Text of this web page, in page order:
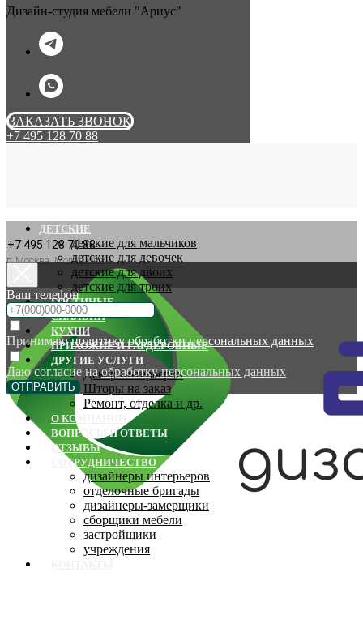
Дизайн-студия мебели "Ариус"
ЗАКАЗАТЬ ЗВОНОК
+7 495 128 70 88
+7 495 128 70 88
г. Москва, Молодцова 9
ДЕТСКИЕ
детские для мальчиков
детские для девочек
детские для двоих
детские для троих
ГОСТИНЫЕ
СПАЛЬНИ
КУХНИ
ПРИХОЖИЕ И ГАРДЕРОБНЫЕ
ДРУГИЕ УСЛУГИ
Декор интерьеров
Шторы на заказ
Ремонт, отделка и др.
О КОМПАНИИ
ВОПРОСЫ И ОТВЕТЫ
ОТЗЫВЫ
СОТРУДНИЧЕСТВО
дизайнеры интерьеров
отделочные бригады
дизайнеры-замерщики
сборщики мебели
застройщики
учреждения
Ваш телефон
Принимаюполитику обработки персональных данных
Даю согласие наобработку персональных данных
ОТПРАВИТЬ